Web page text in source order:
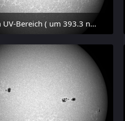
Sonne im UV-Bereich ( um 393.3 nm, CaK, +/- 1.5 nm) am 25. Juli 2026 um 15:32 MESZ
27. Juli 2026 um 20:32